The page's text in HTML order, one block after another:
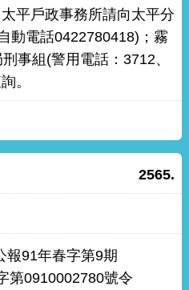
平戶政事務所請向太平分
動電話0422780418)；霧
事組(警用電話：3712、
。
2565.
報91年春字第9期
第0910002780號令